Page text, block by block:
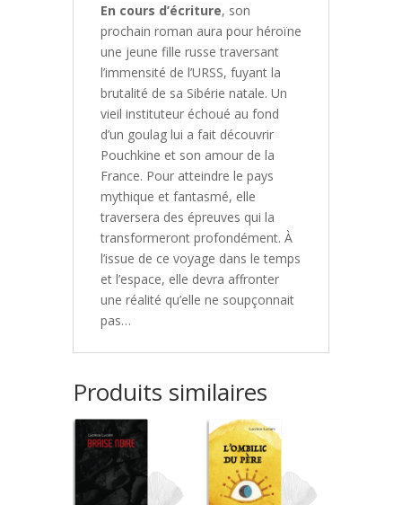
En cours d’écriture, son
prochain roman aura pour héroïne
une jeune fille russe traversant
l’immensité de l’URSS, fuyant la
brutalité de sa Sibérie natale. Un
vieil instituteur échoué au fond
d’un goulag lui a fait découvrir
Pouchkine et son amour de la
France. Pour atteindre le pays
mythique et fantasmé, elle
traversera des épreuves qui la
transformeront profondément. À
l’issue de ce voyage dans le temps
et l’espace, elle devra affronter
une réalité qu’elle ne soupçonnait
pas…
Produits similaires